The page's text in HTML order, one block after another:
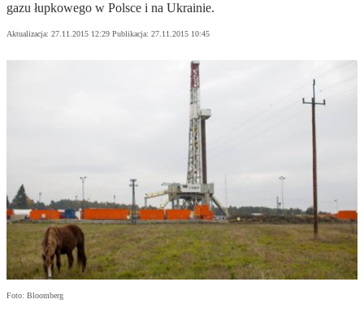
gazu łupkowego w Polsce i na Ukrainie.
Aktualizacja: 27.11.2015 12:29 Publikacja: 27.11.2015 10:45
Foto: Bloomberg